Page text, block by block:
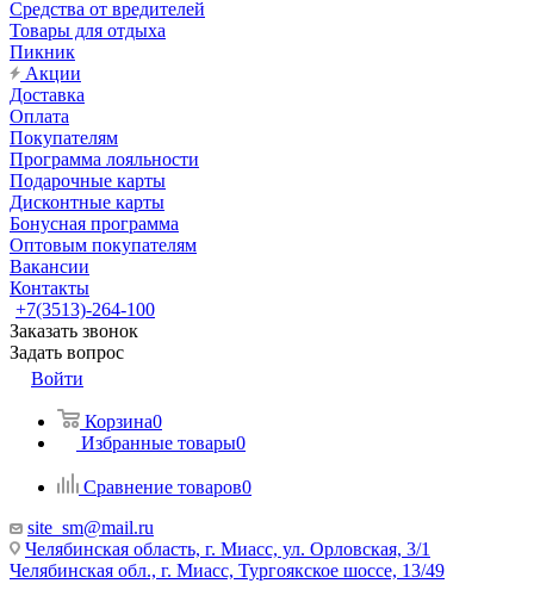
Средства от вредителей
Товары для отдыха
Пикник
Акции
Доставка
Оплата
Покупателям
Программа лояльности
Подарочные карты
Дисконтные карты
Бонусная программа
Оптовым покупателям
Вакансии
Контакты
+7(3513)-264-100
Заказать звонок
Задать вопрос
Войти
Корзина0
Избранные товары0
Сравнение товаров0
site_sm@mail.ru
Челябинская область, г. Миасс, ул. Орловская, 3/1
Челябинская обл., г. Миасс, Тургоякское шоссе, 13/49